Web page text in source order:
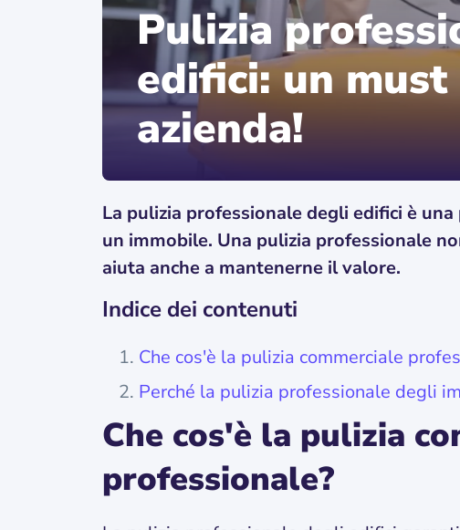
Pulizia
edifici: un
azienda!
La pulizia professionale degli edifici è
un immobile. Una pulizia professionale
aiuta anche a mantenerne il valore.
Indice dei contenuti
Che cos'è la pulizia commerciale
Perché la pulizia professionale degli
Che cos'è la pulizia
professionale?